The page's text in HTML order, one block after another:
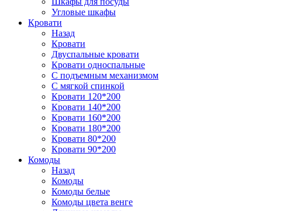
Угловые шкафы
Кровати
Назад
Кровати
Двуспальные кровати
Кровати односпальные
С подъемным механизмом
С мягкой спинкой
Кровати 120*200
Кровати 140*200
Кровати 160*200
Кровати 180*200
Кровати 80*200
Кровати 90*200
Комоды
Назад
Комоды
Комоды белые
Комоды цвета венге